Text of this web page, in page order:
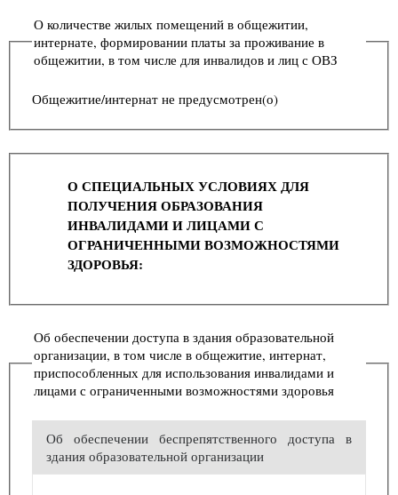
О количестве жилых помещений в общежитии,
интернате, формировании платы за проживание в
общежитии, в том числе для инвалидов и лиц с ОВЗ
Общежитие/интернат не предусмотрен(о)
О СПЕЦИАЛЬНЫХ УСЛОВИЯХ ДЛЯ
ПОЛУЧЕНИЯ ОБРАЗОВАНИЯ
ИНВАЛИДАМИ И ЛИЦАМИ С
ОГРАНИЧЕННЫМИ ВОЗМОЖНОСТЯМИ
ЗДОРОВЬЯ:
Об обеспечении доступа в здания образовательной
организации, в том числе в общежитие, интернат,
приспособленных для использования инвалидами и
лицами с ограниченными возможностями здоровья
Об обеспечении беспрепятственного доступа в
здания образовательной организации